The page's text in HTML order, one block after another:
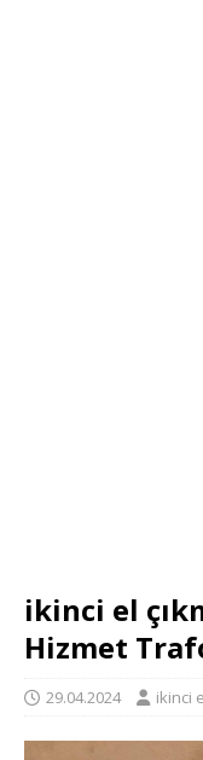
ikinci el
Hizmet
29.04.2024 ikinci